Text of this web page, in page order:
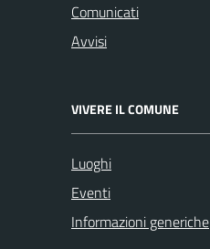
Comunicati
Avvisi
VIVERE IL COMUNE
Luoghi
Eventi
Informazioni generiche